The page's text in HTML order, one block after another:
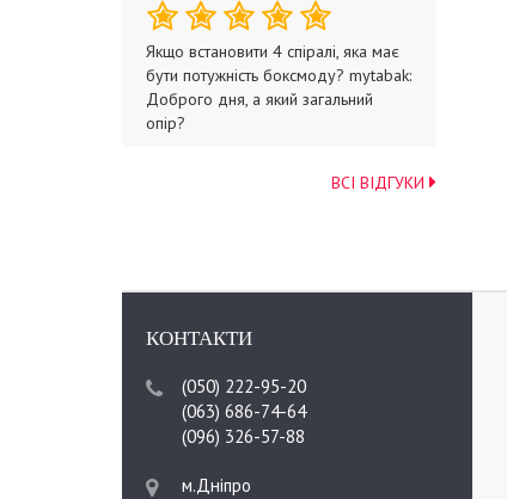
Якщо встановити 4 спіралі, яка має
бути потужність боксмоду? mytabak:
Доброго дня, а який загальний
опір?
ВСІ ВІДГУКИ
КОНТАКТИ
(050) 222-95-20
(063) 686-74-64
(096) 326-57-88
м.Дніпро